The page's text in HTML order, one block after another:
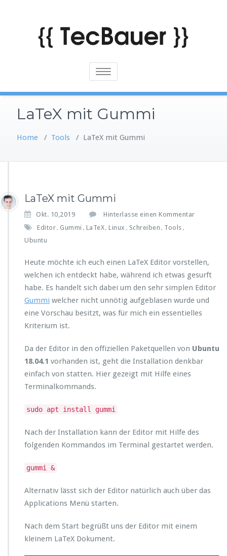
Toggle
LaTeX mit Gummi
Home / Tools / LaTeX mit Gummi
LaTeX mit Gummi
Okt. 10,2019
Hinterlasse einen Kommentar
Editor, Gummi , LaTeX, Linux , Schreiben , Tools ,
Ubuntu
Heute möchte ich euch einen LaTeX Editor vorstellen,
welchen ich entdeckt habe, während ich etwas gesurft
habe. Es handelt sich dabei um den sehr simplen Editor
Gummi welcher nicht unnötig aufgeblasen wurde und
eine Vorschau besitzt, was für mich ein essentielles
Kriterium ist.
Da der Editor in den offiziellen Paketquellen von Ubuntu
18.04.1 vorhanden ist, geht die Installation denkbar
einfach von statten. Hier gezeigt mit Hilfe eines
Terminalkommands.
sudo apt install gummi
Nach der Installation kann der Editor mit Hilfe des
folgenden Kommandos im Terminal gestartet werden.
gummi &
Alternativ lässt sich der Editor natürlich auch über das
Applications Menü starten.
Nach dem Start begrüßt uns der Editor mit einem
kleinem LaTeX Dokument.